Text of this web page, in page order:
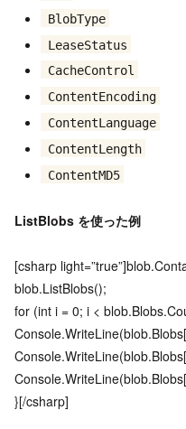
BlobType
LeaseStatus
CacheControl
ContentEncoding
ContentLanguage
ContentLength
ContentMD5
ListBlobs を使った例
[csharp
blob.ListBlobs();
for (int i = 0; i <
}[/csharp]